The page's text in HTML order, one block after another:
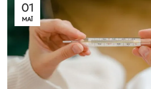
01
ΜΆΙ